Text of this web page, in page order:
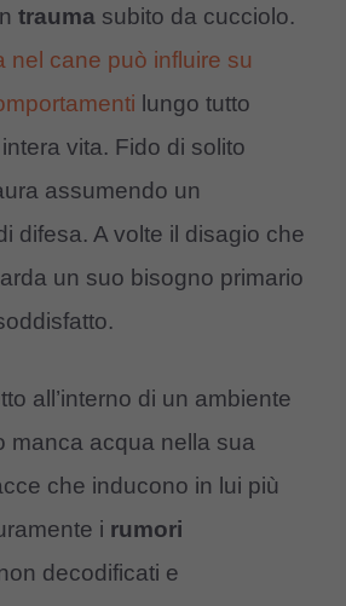
trauma subito da cucciolo.
nel cane può influire su
lungo tutto
vita. Fido di solito
assumendo un
difesa. A volte il disagio che
un suo bisogno primario
all’interno di un ambiente
manca acqua nella sua
che inducono in lui più
i rumori
decodificati e